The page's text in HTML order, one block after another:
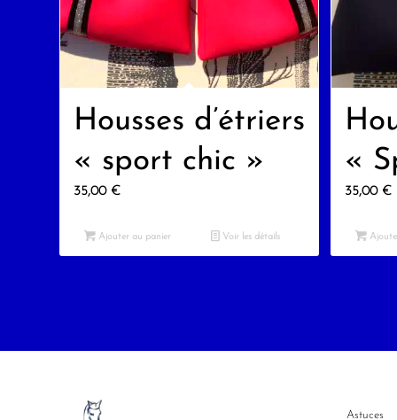
Housses d’étriers
« sport chic »
35,00 €
Ajouter au panier Voir les détails
«
35,00 €
Astuces